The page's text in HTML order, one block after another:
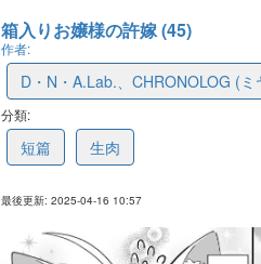
箱入りお嬢様の許嫁 (45)
作者:
D・N・A.Lab.、CHRONOLOG (
分類:
短篇 生肉
最後更新: 2025-04-16 10:57